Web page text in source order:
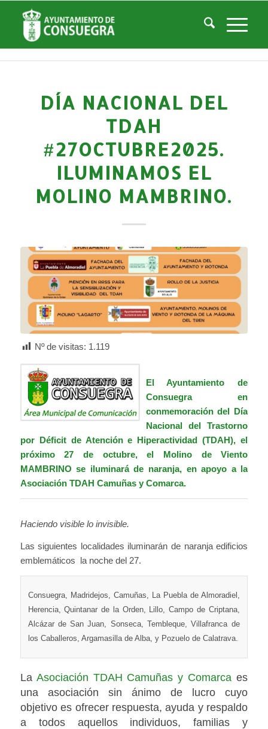
Noticias
Usted está aquí: Inicio / Noticias Cultura /
Actividades culturales y educativas
DÍA NACIONAL DEL
TDAH
#27OCTUBRE2025.
ILUMINAMOS EL
MOLINO MAMBRINO.
Nº de visitas: 1.119
El Ayuntamiento de
Consuegra en
conmemoración del Día
Nacional del Trastorno
por Déficit de Atención e Hiperactividad (TDAH), el
próximo 27 de octubre, el Molino de Viento
MAMBRINO se iluminará de naranja, en apoyo a la
Asociación TDAH Camuñas y Comarca.
Haciendo visible lo invisible.
Las siguientes localidades iluminarán de naranja edificios
emblemáticos la noche del 27.
Consuegra, Madridejos, Camuñas, La Puebla de Almoradiel,
Herencia, Quintanar de la Orden, Lillo, Campo de Criptana,
Alcázar de San Juan, Sonseca, Tembleque, Villafranca de
los Caballeros, Argamasilla de Alba, y Pozuelo de Calatrava.
La Asociación TDAH Camuñas y Comarca es
una asociación sin ánimo de lucro cuyo
objetivo es ofrecer respuesta, ayuda y respaldo
a todos aquellos individuos, familias y